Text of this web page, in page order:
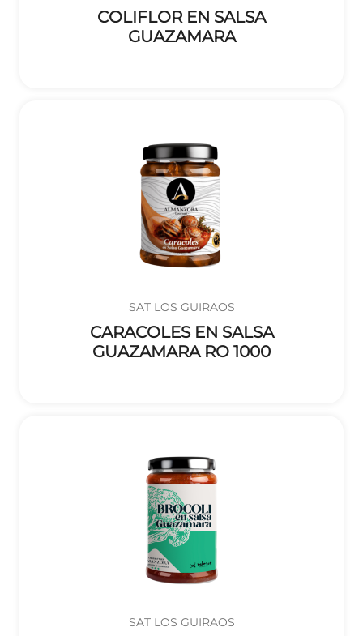
COLIFLOR EN SALSA
GUAZAMARA
SAT LOS GUIRAOS
CARACOLES EN SALSA
GUAZAMARA RO 1000
SAT LOS GUIRAOS